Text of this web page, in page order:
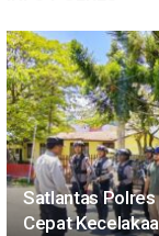
Satlantas
Cepat